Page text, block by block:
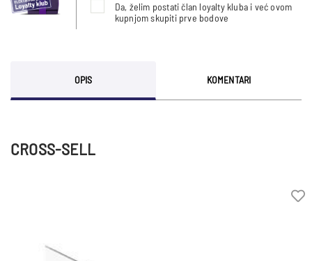
Da, želim postati član loyalty kluba i već ovom
kupnjom skupiti prve bodove
OPIS KOMENTARI
CROSS-SELL